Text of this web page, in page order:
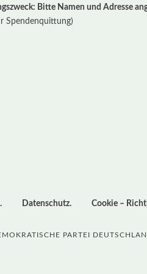
Bitte Namen und Adresse
Spendenquittung)
Datenschutz Cookie –
PARTEI